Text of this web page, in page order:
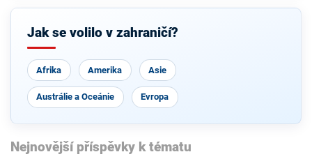
Jak se volilo v zahraničí?
Afrika Amerika Asie
Austrálie a Oceánie Evropa
Nejnovější příspěvky k tématu